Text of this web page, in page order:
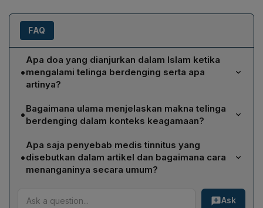
FAQ
•
Apa doa yang dianjurkan dalam Islam ketika
mengalami telinga berdenging serta apa
artinya?
Doa yang dianjurkan adalah "dzakarallahu man
dzakarani bi khairin". Artinya, memohon kepada Allah
SWT agar Ia mengingat orang yang mengingat Nabi
Muhammad SAW dengan kebaikan. Doa ini diambil dari
hadits yang diriwayatkan al‑Hakim, Ibn as‑Sinni, dan
at‑Thabrani, yang menyuruh orang yang telinganya
•Bagaimana ulama menjelaskan makna telinga
berdenging dalam konteks keagamaan?
Az‑Zaila’i menegaskan bahwa mengingat Rasul saja
tidak cukup; harus dilengkapi dengan bershalawat dan
mengucapkan "dzakarallahu man dzakarani bi khairin".
Imam Nawawi menambahkan bahwa dengungan
menandakan datangnya berita baik ke ruh, dan Rasul
menyebutkan orang yang mengalami hal tersebut
•
Apa saja penyebab medis tinnitus yang
disebutkan dalam artikel dan bagaimana cara
menanganinya secara umum?
Penyebab medis tinnitus meliputi: (1) gangguan
pendengaran akibat usia lanjut, (2) kerusakan koklea
Ask